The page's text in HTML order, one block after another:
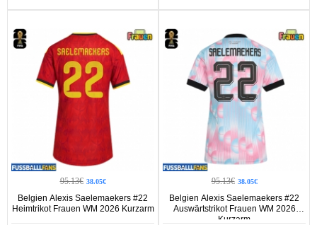
95.13€ 38.05€
Belgien Alexis Saelemaekers #22
Heimtrikot Frauen WM 2026 Kurzarm
95.13€ 38.05€
Belgien Alexis Saelemaekers #22
Auswärtstrikot Frauen WM 2026
Kurzarm